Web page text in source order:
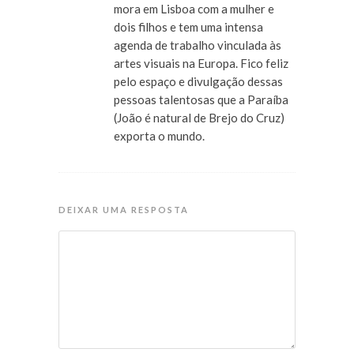
mora em Lisboa com a mulher e
dois filhos e tem uma intensa
agenda de trabalho vinculada às
artes visuais na Europa. Fico feliz
pelo espaço e divulgação dessas
pessoas talentosas que a Paraíba
(João é natural de Brejo do Cruz)
exporta o mundo.
DEIXAR UMA RESPOSTA